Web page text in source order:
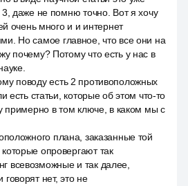
даже не помню точно. Вот я хочу
очень много и и интернет
Но самое главное, что все они на
почему? Потому что есть у нас в
поводу есть 2 противоположных
есть статьи, которые об этом что-то
примерно в том ключе, в каком мы с
плана, заказанные той
опровергают так
всевозможные и так далее,
нет, это не